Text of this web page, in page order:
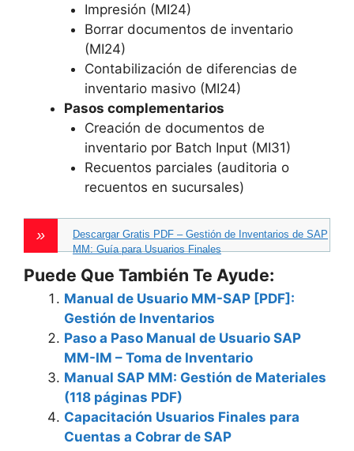
Impresión (MI24)
Borrar documentos de inventario
(MI24)
Contabilización de diferencias de
inventario masivo (MI24)
Pasos complementarios
Creación de documentos de
inventario por Batch Input (MI31)
Recuentos parciales (auditoria o
recuentos en sucursales)
Descargar Gratis PDF – Gestión de Inventarios de SAP
MM: Guía para Usuarios Finales
Puede Que También Te Ayude:
Manual de Usuario MM-SAP [PDF]:
Gestión de Inventarios
Paso a Paso Manual de Usuario SAP
MM-IM – Toma de Inventario
Manual SAP MM: Gestión de Materiales
(118 páginas PDF)
Capacitación Usuarios Finales para
Cuentas a Cobrar de SAP